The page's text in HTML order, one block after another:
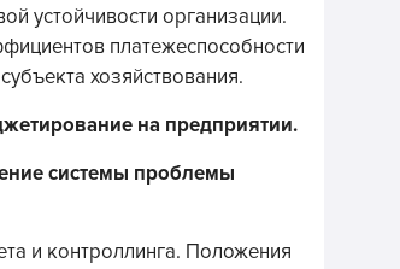
устойчивости организации.
платежеспособности
хозяйствования.
на предприятии.
системы проблемы
и контроллинга. Положения